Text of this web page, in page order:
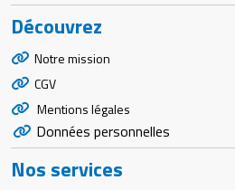
Découvrez
Notre mission
CGV
Mentions légales
Données personnelles
Nos services